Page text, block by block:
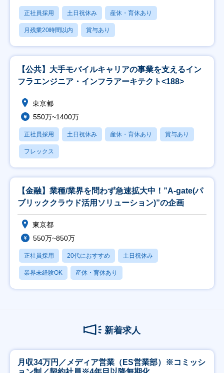
正社員採用 土日祝休み 産休・育休あり
月残業20時間以内 賞与あり
【公共】大手モバイルキャリアの事業を支えるイン
フラエンジニア・インフラアーキテクト<188>
東京都
550万~1400万
正社員採用 土日祝休み 産休・育休あり 賞与あり
フレックス
【金融】業種/業界を問わず急速拡大中！”A-gate(パ
ブリッククラウド活用ソリューション)”の企画
東京都
550万~850万
正社員採用 20代におすすめ 土日祝休み
業界未経験OK 産休・育休あり
新着求人
月収34万円／メディア営業（ES営業部）※コミッシ